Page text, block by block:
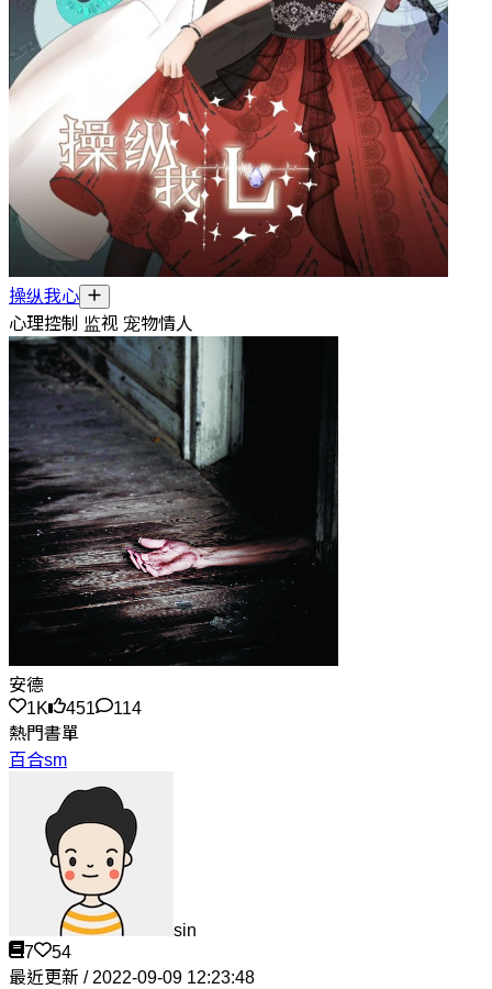
操纵我心
心理控制 监视 宠物情人
安德
1K
451
114
熱門書單
百合sm
sin
7
54
最近更新 / 2022-09-09 12:23:48